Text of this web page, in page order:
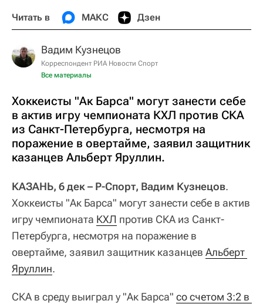
Читать в МАКС Дзен
Вадим Кузнецов
Корреспондент РИА Новости Спорт
Все материалы
Хоккеисты "Ак Барса" могут занести себе
в актив игру чемпионата КХЛ против СКА
из Санкт-Петербурга, несмотря на
поражение в овертайме, заявил защитник
казанцев Альберт Яруллин.
КАЗАНЬ, 6 дек – Р-Спорт, Вадим Кузнецов.
Хоккеисты "Ак Барса" могут занести себе в актив
игру чемпионата КХЛ против СКА из Санкт-
Петербурга, несмотря на поражение в
овертайме, заявил защитник казанцев Альберт
Яруллин.
СКА в среду выиграл у "Ак Барса" со счетом 3:2 в